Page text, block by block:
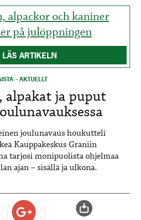
alpackor och kaniner
på julöppningen
LÄS ARTIKELN
- AKTUELLT
alpakat ja puput
joulunavaus houkutteli
Kauppakeskus Graniin
tarjosi monipuolista ohjelmaa
ajan – sisällä ja ulkona.